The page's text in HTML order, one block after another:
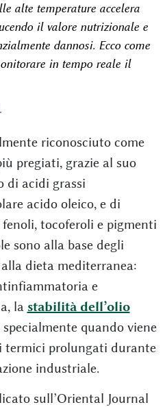
alte temperature accelera
il valore nutrizionale e
dannosi. Ecco come
in tempo reale il
riconosciuto come
pregiati, grazie al suo
di acidi grassi
acido oleico, e di
tocoferoli e pigmenti
sono alla base degli
dieta mediterranea:
e
la stabilità dell’olio
quando viene
termici prolungati durante
industriale.
sull’Oriental Journal